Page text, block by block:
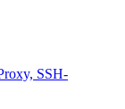
SSH-